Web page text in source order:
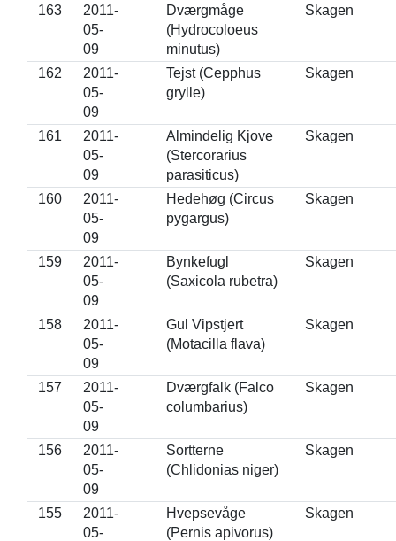
163
2011-
05-
09
Dværgmåge
(Hydrocoloeus
minutus)
Skagen
162
2011-
05-
09
Tejst (Cepphus
grylle)
Skagen
161
2011-
05-
09
Almindelig Kjove
(Stercorarius
parasiticus)
Skagen
160
2011-
05-
09
Hedehøg (Circus
pygargus)
Skagen
159
2011-
05-
09
Bynkefugl
(Saxicola rubetra)
Skagen
158
2011-
05-
09
Gul Vipstjert
(Motacilla flava)
Skagen
157
2011-
05-
09
Dværgfalk (Falco
columbarius)
Skagen
156
2011-
05-
09
Sortterne
(Chlidonias niger)
Skagen
155
2011-
05-
Hvepsevåge
(Pernis apivorus)
Skagen